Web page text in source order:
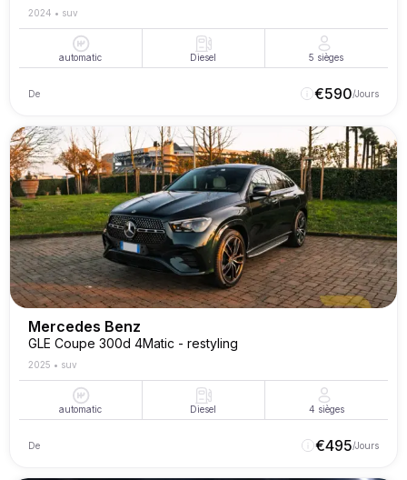
2024 • suv
automatic Diesel 5 sièges
De €590/Jours
Mercedes Benz
GLE Coupe 300d 4Matic - restyling
2025 • suv
automatic Diesel 4 sièges
De €495/Jours